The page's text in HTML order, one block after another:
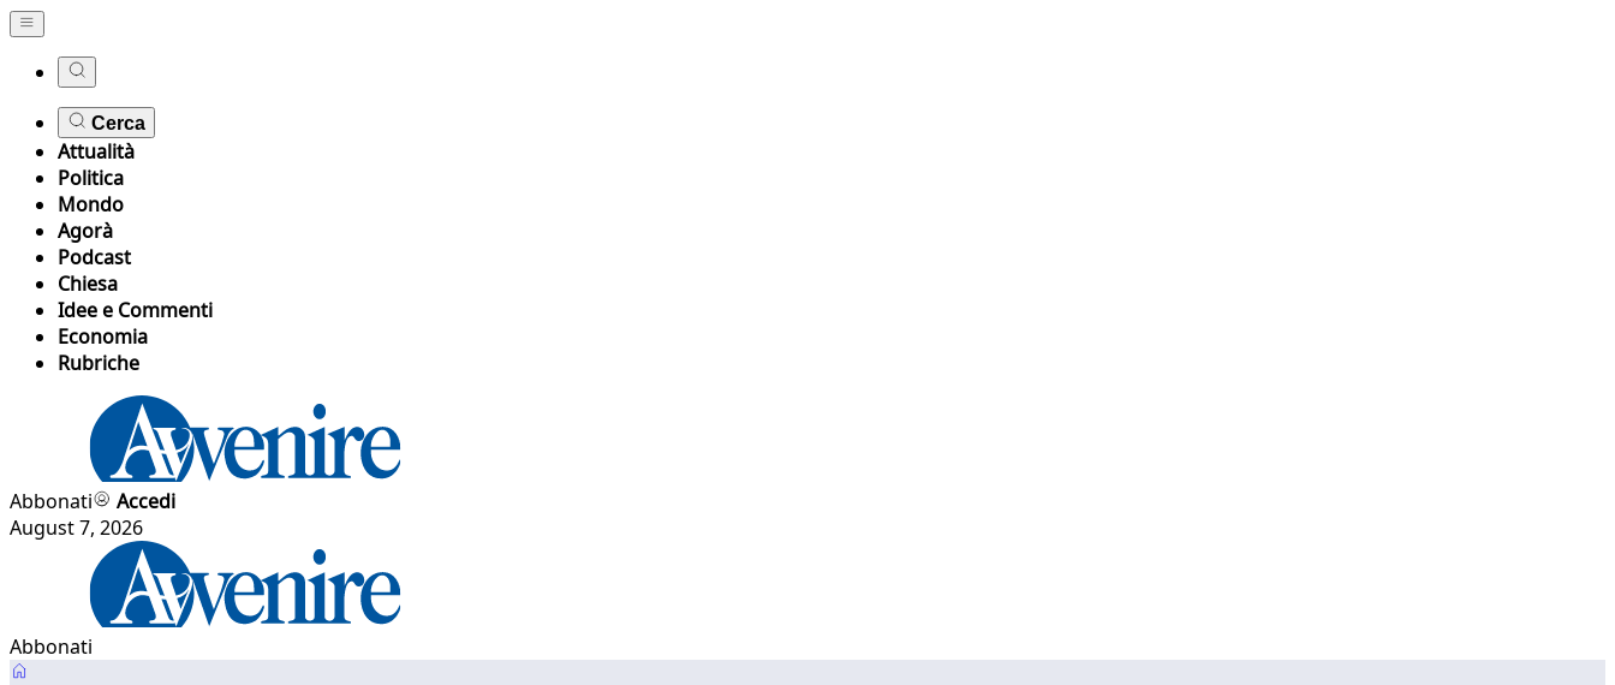
Cerca
Attualità
Politica
Mondo
Agorà
Podcast
Chiesa
Idee e Commenti
Economia
Rubriche
Abbonati
Accedi
August 7, 2026
Abbonati